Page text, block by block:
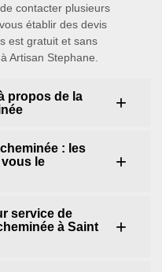
contacter plusieurs
établir des devis
est gratuit et sans
Artisan Stephane.
propos de la
: les
le
service de
à Saint